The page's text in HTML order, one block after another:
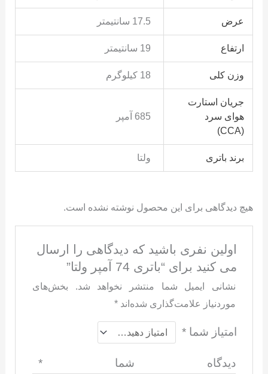
عرض 17.5 سانتیمتر
ارتفاع 19 سانتیمتر
وزن کلی 18 کیلوگرم
جریان استارت
هوای سرد
(CCA)
685 آمپر
برند باتری ولتا
هیچ دیدگاهی برای این محصول نوشته نشده است.
اولین نفری باشید که دیدگاهی را ارسال
می کنید برای “باتری 74 آمپر ولتا”
نشانی ایمیل شما منتشر نخواهد شد.
بخش‌های
موردنیاز علامت‌گذاری شده‌اند*
امتیاز شما*
دیدگاه شما*